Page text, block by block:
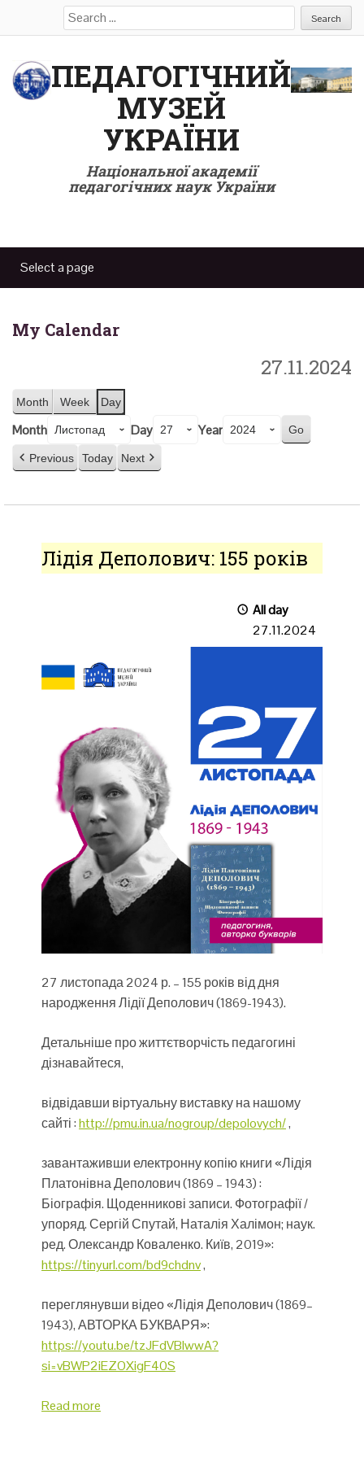
Search
for:
ПЕДАГОГІЧНИЙ
МУЗЕЙ
УКРАЇНИ
Національної академії
педагогічних наук України
My Calendar
27.11.2024
Month Week Day
Month Day Year
Previous Today Next
Деполович:
Лідія Деполович: 155 років
All day
27.11.2024
27 листопада 2024 р. – 155 років від дня
народження Лідії Деполович (1869-1943).
Детальніше про життєтворчість педагогині
дізнавайтеся,
відвідавши віртуальну виставку на нашому
сайті :http://pmu.in.ua/nogroup/depolovych/,
завантаживши електронну копію книги «Лідія
Платонівна Деполович (1869 – 1943) :
Біографія. Щоденникові записи. Фотографії /
упоряд. Сергій Спутай, Наталія Халімон; наук.
ред. Олександр Коваленко. Київ, 2019»:
https://tinyurl.com/bd9chdnv,
переглянувши відео «Лідія Деполович (1869–
1943), АВТОРКА БУКВАРЯ»:
https://youtu.be/tzJFdVBIwwA?
si=vBWP2iEZOXigF40S
Read more